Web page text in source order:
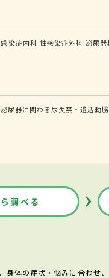
染症内科 性感染症外科 泌尿器
尿器に関わる尿失禁・過活動
調べる
身体の症状・悩みに合わせ